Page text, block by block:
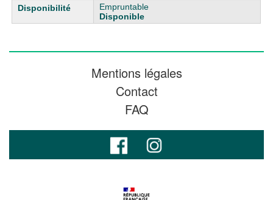
Empruntable
Disponible
Mentions légales
Contact
FAQ